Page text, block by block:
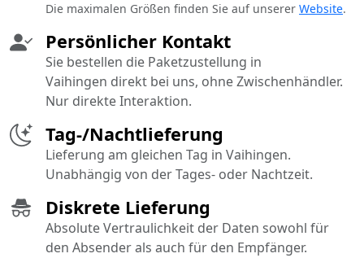
Diskrete Lieferung
Absolute Vertraulichkeit der Daten sowohl für
den Absender als auch für den Empfänger.
Tag-/Nachtlieferung
Lieferung am gleichen Tag in Vaihingen.
Unabhängig von der Tages- oder Nachtzeit.
Persönlicher Kontakt
Sie bestellen die Paketzustellung in
Vaihingen direkt bei uns, ohne Zwischenhändler.
Nur direkte Interaktion.
Die maximalen Größen finden Sie auf unserer Website.